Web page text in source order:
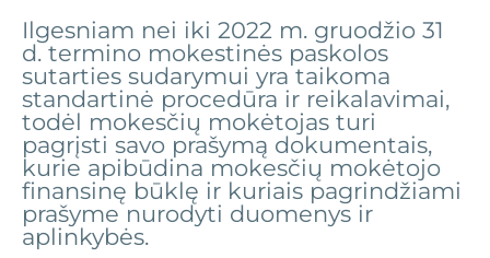
Ilgesniam nei iki 2022 m. gruodžio 31
d. termino mokestinės paskolos
sutarties sudarymui yra taikoma
standartinė procedūra ir reikalavimai,
todėl mokesčių mokėtojas turi
pagrįsti savo prašymą dokumentais,
kurie apibūdina mokesčių mokėtojo
finansinę būklę ir kuriais pagrindžiami
prašyme nurodyti duomenys ir
aplinkybės.